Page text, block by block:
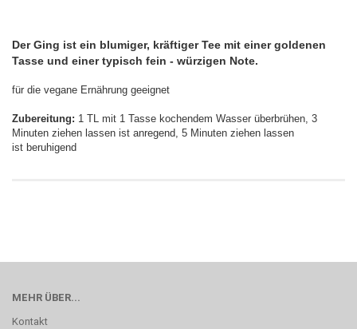
Der Ging ist ein blumiger, kräftiger Tee mit einer goldenen
Tasse und einer typisch fein - würzigen Note.
für die vegane Ernährung geeignet
Zubereitung: 1 TL mit 1 Tasse kochendem Wasser überbrühen, 3
Minuten ziehen lassen ist anregend, 5 Minuten ziehen lassen
ist beruhigend
MEHR ÜBER...
Kontakt